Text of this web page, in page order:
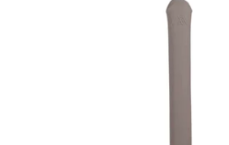
Golfschläger